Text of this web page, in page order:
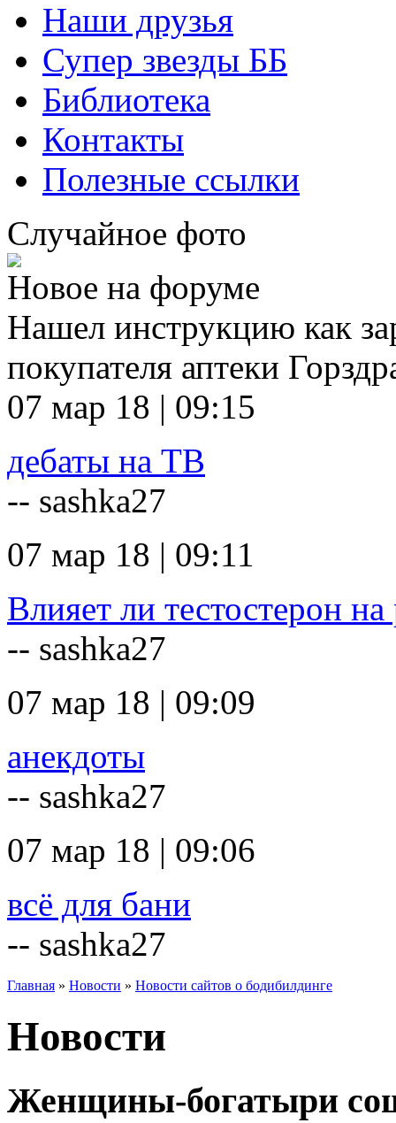
Наши друзья
Супер звезды ББ
Библиотека
Контакты
Полезные ссылки
Случайное фото
Новое на форуме
Нашел инструкцию как
покупателя аптеки
07 мар 18 | 09:15
дебаты на ТВ
-- sashka27
07 мар 18 | 09:11
Влияет ли тестостерон на
-- sashka27
07 мар 18 | 09:09
анекдоты
-- sashka27
07 мар 18 | 09:06
всё для бани
-- sashka27
Главная » Новости » Новости сайтов о бодибилдинге
Новости
Женщины-богатыри